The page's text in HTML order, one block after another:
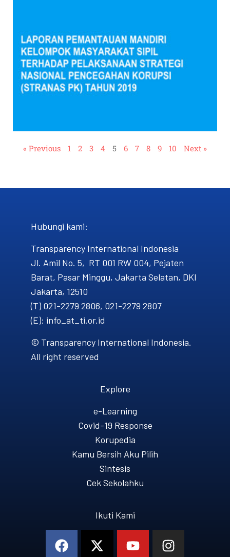
« Previous 1 2 3 4 5 6 7 8 9 10 Next »
Hubungi kami​:
Transparency International Indonesia
Jl. Amil No. 5, RT 001 RW 004, Pejaten
Barat, Pasar Minggu, Jakarta Selatan, DKI
Jakarta, 12510
(T) 021-2279 2806, 021-2279 2807
(E): info_at_ti.or.id
© Transparency International Indonesia.
All right reserved
Explore
e-Learning
Covid-19 Response
Korupedia
Kamu Bersih Aku Pilih
Sintesis
Cek Sekolahku
Ikuti Kami